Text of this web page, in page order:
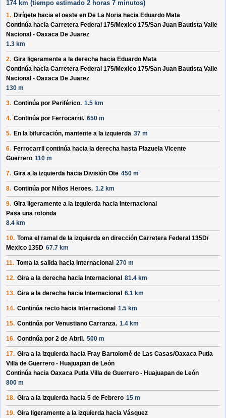
174 km (tiempo estimado 2 horas 7 minutos)
1. Dirígete hacia el oeste en De La Noria hacia Eduardo Mata
Continúa hacia Carretera Federal 175/Mexico 175/San Juan Bautista Valle
Nacional - Oaxaca De Juarez
1.3 km
2. Gira ligeramente a la derecha hacia Eduardo Mata
Continúa hacia Carretera Federal 175/Mexico 175/San Juan Bautista Valle
Nacional - Oaxaca De Juarez
130 m
3. Continúa por Periférico. 1.5 km
4. Continúa por Ferrocarril . 650 m
5. En la bifurcación, mantente a la izquierda 37 m
6. Ferrocarril continúa hacia la derecha hasta Plazuela Vicente
Guerrero 110 m
7. Gira a la izquierda hacia División Ote 450 m
8. Continúa por Niños Heroes. 1.2 km
9. Gira ligeramente a la izquierda hacia Internacional
Pasa una rotonda
8.4 km
10. Toma el ramal de la izquierda en dirección Carretera Federal 135D/
Mexico 135D 67.7 km
11. Toma la salida hacia Internacional 270 m
12. Gira a la derecha hacia Internacional 81.4 km
13. Gira a la derecha hacia Internacional 6.1 km
14. Continúa recto hacia Internacional 1.5 km
15. Continúa por Venustiano Carranza. 1.4 km
16. Continúa por 2 de Abril . 500 m
17. Gira a la izquierda hacia Fray Bartolomé de Las Casas/Oaxaca Putla
Villa de Guerrero - Huajuapan de León
Continúa hacia Oaxaca Putla Villa de Guerrero - Huajuapan de León
800 m
18. Gira a la izquierda hacia 5 de Febrero 15 m
19. Gira ligeramente a la izquierda hacia Vásquez